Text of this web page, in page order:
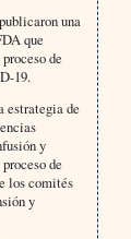
una
que
de
19.
estrategia de
y
de
los comités
y